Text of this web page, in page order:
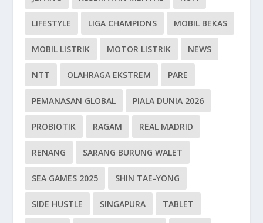
LIFESTYLE LIGA CHAMPIONS MOBIL BEKAS
MOBIL LISTRIK MOTOR LISTRIK NEWS
NTT OLAHRAGA EKSTREM PARE
PEMANASAN GLOBAL PIALA DUNIA 2026
PROBIOTIK RAGAM REAL MADRID
RENANG SARANG BURUNG WALET
SEA GAMES 2025 SHIN TAE-YONG
SIDE HUSTLE SINGAPURA TABLET